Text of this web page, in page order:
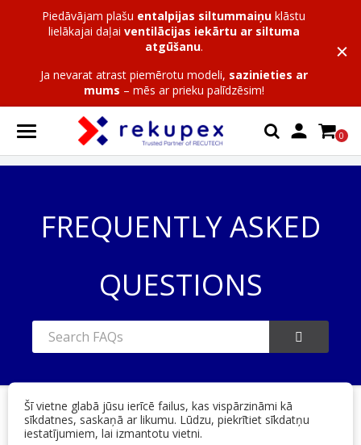
Piedāvājam plašu entalpijas siltummaiņu klāstu
lielākajai daļai ventilācijas iekārtu ar siltuma
atgūšanu.
Ja nevarat atrast piemērotu modeli, sazinieties ar
mums – mēs ar prieku palīdzēsim!
 0
FREQUENTLY ASKED
QUESTIONS
Mājas FAQs Uzstādīšana, saderība un orientācija
Es neesmu
pārliecināts par siltummaiņa tipu savā iekārtā vai neatradu savu modeli
Šī vietne glabā jūsu ierīcē failus, kas vispārzināmi kā
sīkdatnes, saskaņā ar likumu. Lūdzu, piekrītiet sīkdatņu
iestatījumiem, lai izmantotu vietni.